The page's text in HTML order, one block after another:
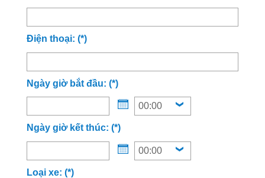
Điện thoại: (*)
Ngày giờ bắt đầu: (*)
Ngày giờ kết thúc: (*)
Loại xe: (*)